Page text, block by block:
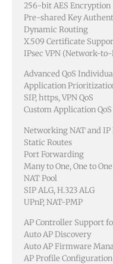
256-bit AES Encryption
Pre-shared Key
Dynamic Routing
X.509 Certificate
IPsec VPN (Network-
Advanced QoS
Application
SIP, https, VPN QoS
Custom Application QoS
Networking NAT and
Static Routes
Port Forwarding
Many to One, One to
NAT Pool
SIP ALG, H.323 ALG
UPnP, NAT-PMP
AP Controller Support
Auto AP Discovery
Auto AP Firmware
AP Profile Configuration